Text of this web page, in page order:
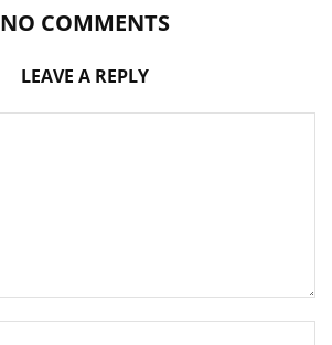
NO COMMENTS
LEAVE A REPLY